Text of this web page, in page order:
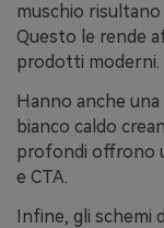
muschio risultano
Questo le rende
prodotti moderni.
Hanno anche una
bianco caldo
profondi offrono
e CTA.
Infine, gli schemi